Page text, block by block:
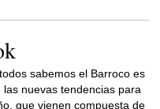
sabemos el Barroco es
las nuevas tendencias para
que vienen compuesta de